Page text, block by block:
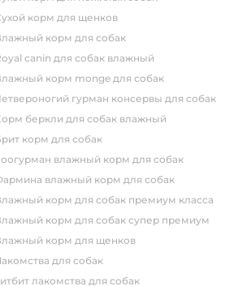
сухой корм для щенков
влажный корм для собак
royal canin для собак влажный
влажный корм monge для собак
четвероногий гурман консервы для собак
корм беркли для собак влажный
брит корм для собак
зоогурман влажный корм для собак
фармина влажный корм для собак
влажный корм для собак премиум класса
влажный корм для собак супер премиум
влажный корм для щенков
лакомства для собак
титбит лакомства для собак